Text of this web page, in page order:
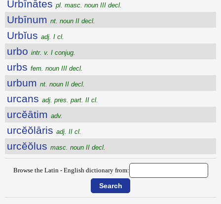
Urbīnātes pl. masc. noun III decl.
Urbīnum nt. noun II decl.
Urbĭus adj. I cl.
urbo intr. v. I conjug.
urbs fem. noun III decl.
urbum nt. noun II decl.
urcans adj. pres. part. II cl.
urcĕātim adv.
urcĕŏlāris adj. II cl.
urcĕŏlus masc. noun II decl.
Browse the Latin - English dictionary from: